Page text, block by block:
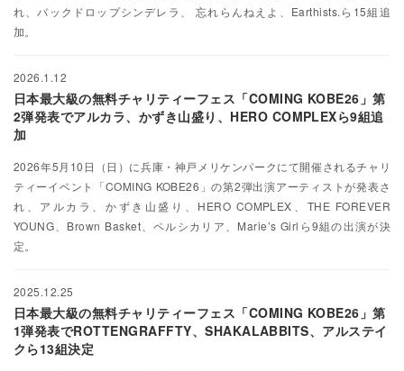
れ、バックドロップシンデレラ、 忘れらんねえよ、Earthists.ら15組追
加。
2026.1.12
日本最大級の無料チャリティーフェス「COMING KOBE26」第
2弾発表でアルカラ、かずき⼭盛り、HERO COMPLEXら9組追
加
2026年5月10日（日）に兵庫・神戸メリケンパークにて開催されるチャリ
ティーイベント「COMING KOBE26」の第2弾出演アーティストが発表さ
れ、アルカラ、かずき⼭盛り、HERO COMPLEX、THE FOREVER
YOUNG、Brown Basket、ペルシカリア、Marie’s Girlら9組の出演が決
定。
2025.12.25
日本最大級の無料チャリティーフェス「COMING KOBE26」第
1弾発表でROTTENGRAFFTY、SHAKALABBITS、アルステイ
クら13組決定